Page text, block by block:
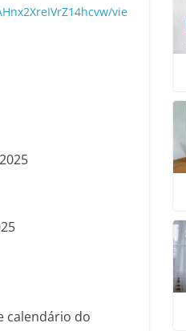
vie
calendário do